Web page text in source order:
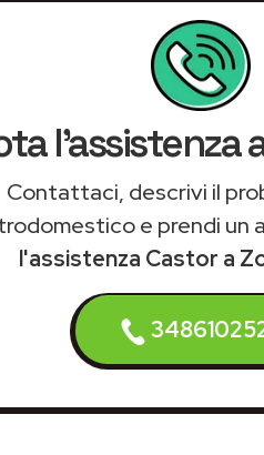
l'assistenza
Contattaci, descrivi il
e prendi un
l'assistenza Castor a